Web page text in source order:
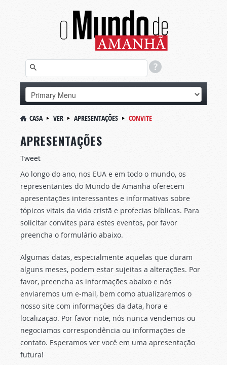
CASA VER APRESENTAÇÕES CONVITE
APRESENTAÇÕES
Tweet
Ao longo do ano, nos EUA e em todo o mundo, os
representantes do Mundo de Amanhã oferecem
apresentações interessantes e informativas sobre
tópicos vitais da vida cristã e profecias bíblicas. Para
solicitar convites para estes eventos, por favor
preencha o formulário abaixo.
Algumas datas, especialmente aquelas que duram
alguns meses, podem estar sujeitas a alterações. Por
favor, preencha as informações abaixo e nós
enviaremos um e-mail, bem como atualizaremos o
nosso site com informações da data, hora e
localização. Por favor note, nós nunca vendemos ou
negociamos correspondência ou informações de
contato. Esperamos ver você em uma apresentação
futura!